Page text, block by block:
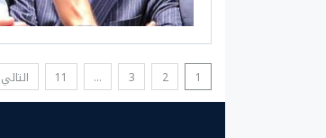
1
2
3
…
11 التالي